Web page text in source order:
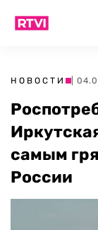
НОВОСТИ |
самым
России